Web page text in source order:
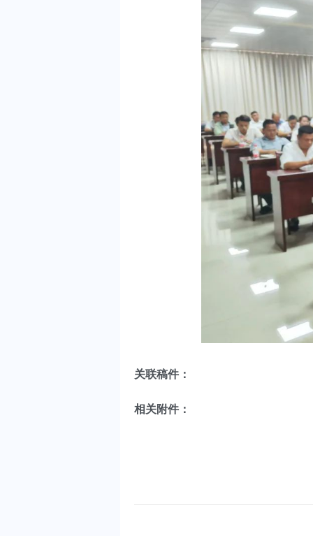
关联稿件：
相关附件：